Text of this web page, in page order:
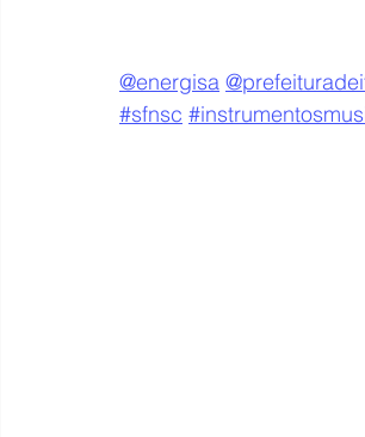
@energisa
#sfnsc